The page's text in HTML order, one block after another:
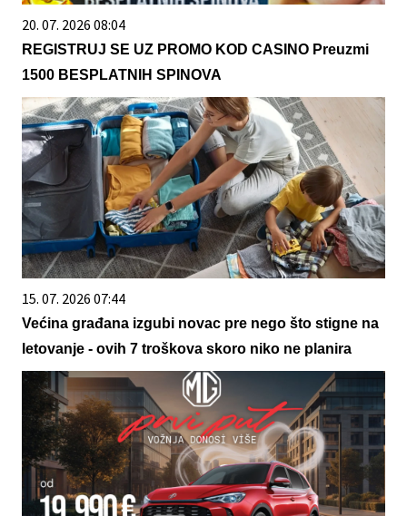
20. 07. 2026 08:04
REGISTRUJ SE UZ PROMO KOD CASINO Preuzmi
1500 BESPLATNIH SPINOVA
15. 07. 2026 07:44
Većina građana izgubi novac pre nego što stigne na
letovanje - ovih 7 troškova skoro niko ne planira